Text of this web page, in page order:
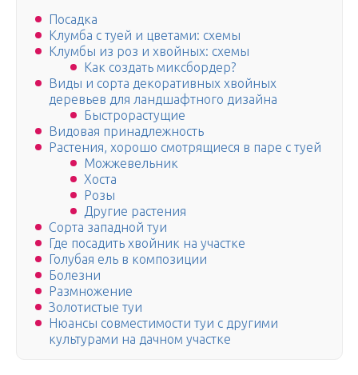
Посадка
Клумба с туей и цветами: схемы
Клумбы из роз и хвойных: схемы
Как создать миксбордер?
Виды и сорта декоративных хвойных
деревьев для ландшафтного дизайна
Быстрорастущие
Видовая принадлежность
Растения, хорошо смотрящиеся в паре с туей
Можжевельник
Хоста
Розы
Другие растения
Сорта западной туи
Где посадить хвойник на участке
Голубая ель в композиции
Болезни
Размножение
Золотистые туи
Нюансы совместимости туи с другими
культурами на дачном участке